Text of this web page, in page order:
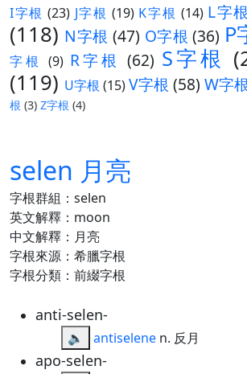
I字根 (23) J字根 (19) K字根 (14) L字根
(118) N字根 (47) O字根 (36) P
字根 (9) R字根 (62) S字根
(119) U字根 (15)V字根 (58) W字根
根 (3) Z字根 (4)
selen 月亮
字根群組：selen
英文解釋：moon
中文解釋：月亮
字根來源：希臘字根
字根分類：前綴字根
anti-selen-
🔈 antiselene n. 反月
apo-selen-